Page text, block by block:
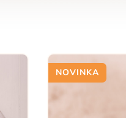
NOVINKA